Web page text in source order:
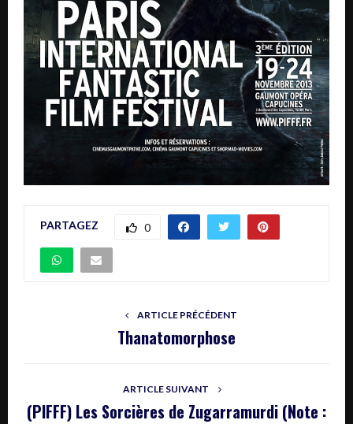
PARTAGEZ 0
ARTICLE PRÉCÉDENT
Thanatomorphose
ARTICLE SUIVANT
(PIFFF) Les Sorcières de Zugarramurdi (Note :